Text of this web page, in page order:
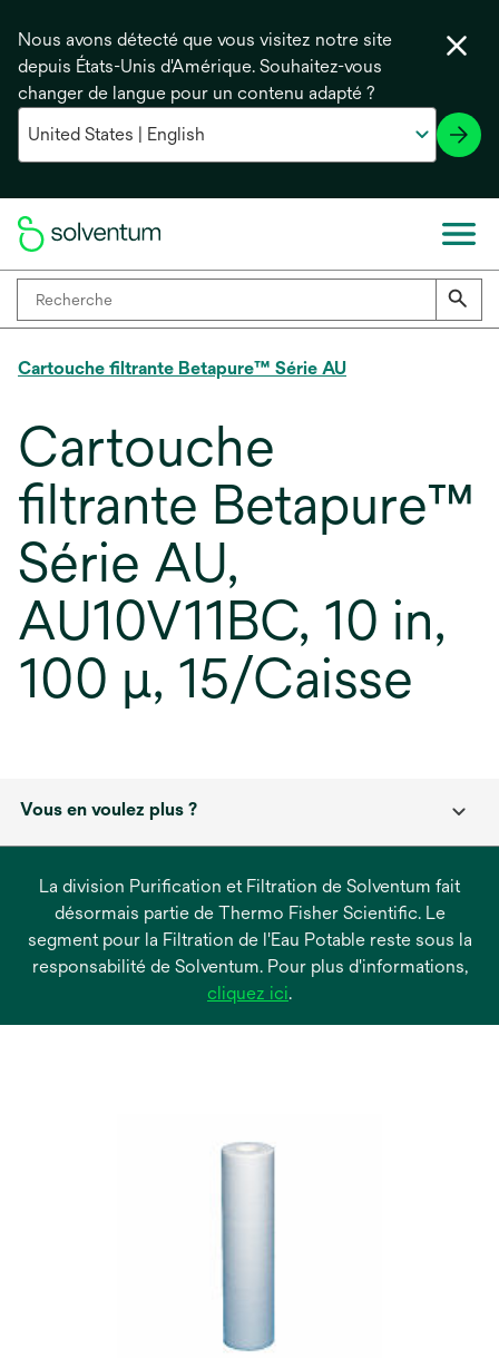
Nous avons détecté que vous visitez notre site
depuis États-Unis d'Amérique. Souhaitez-vous
changer de langue pour un contenu adapté ?
Cartouche filtrante Betapure™ Série AU
Cartouche
filtrante Betapure™
Série AU,
AU10V11BC, 10 in,
100 µ, 15/Caisse
Vous en voulez plus ?
La division Purification et Filtration de Solventum fait
désormais partie de Thermo Fisher Scientific. Le
segment pour la Filtration de l'Eau Potable reste sous la
responsabilité de Solventum. Pour plus d'informations,
cliquez icis’ouvre
.